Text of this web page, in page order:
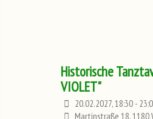
Historische
VIOLET"
20.02.2027, 18:30 -
Martinstraße 18, 1180